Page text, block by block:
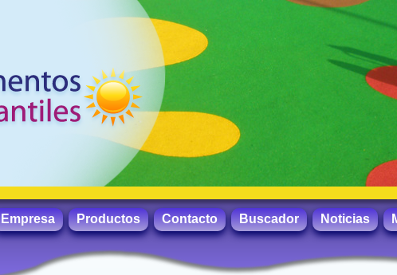
Empresa Productos Contacto Buscador Noticias